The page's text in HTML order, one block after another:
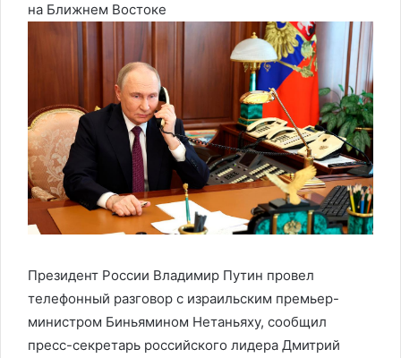
на Ближнем Востоке
Президент России Владимир Путин провел
телефонный разговор с израильским премьер-
министром Биньямином Нетаньяху, сообщил
пресс-секретарь российского лидера Дмитрий